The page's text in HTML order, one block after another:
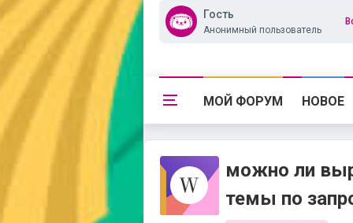
Гость
Анонимный пользователь
МОЙ ФОРУМ НОВОЕ
можно ли
темы по